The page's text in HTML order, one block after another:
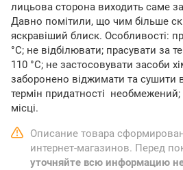
лицьова сторона виходить саме
Давно помітили, що чим більше
яскравіший блиск. Особливості:
°С; не відбілювати; прасувати за
110 °С; не застосовувати засоби
заборонено віджимати та сушити
термін придатності необмежений;
місці.
Описание товара
интернет-магазинов. Перед
уточняйте всю информацию